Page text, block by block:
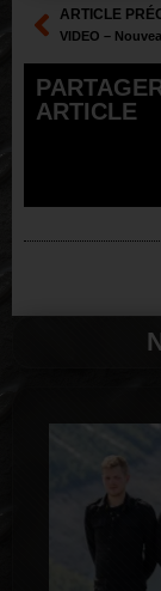
ARTICLE
ARTICLE